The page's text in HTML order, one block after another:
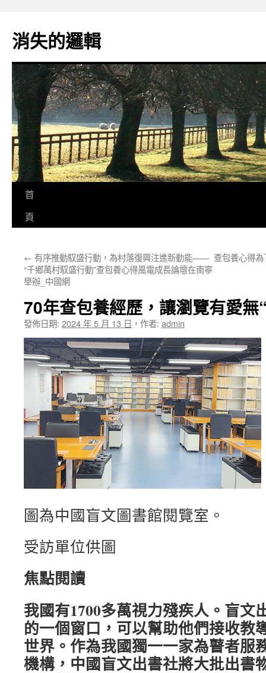
主
要
消失的邏輯
首
頁
← 有序推動馭盛行動，為村落復興注進新動能——
“千鄉萬村馭盛行動”查包養心得風電成長論壇在南寧
舉辦_中國網
查包養心得
70年查包養經歷，讓瀏覽有愛無
發佈日期: 2024 年 5 月 13 日 ， 作者: admin
圖為中國盲文圖書館閱覽室。
受訪單位供圖
焦點閱讀
我國有1700多萬視力殘疾人。盲文
的一個窗口，可以幫助他們接收教
世界。作為我國獨一一家為瞽者服
機構，中國盲文出書社將大批出書